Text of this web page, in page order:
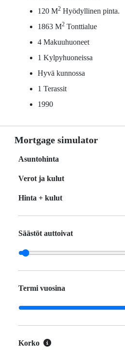
120 M2 Hyödyllinen pinta.
1863 M2 Tonttialue
4 Makuuhuoneet
1 Kylpyhuoneissa
Hyvä kunnossa
1 Terassit
1990
Mortgage simulator
Asuntohinta
Verot ja kulut
Hinta + kulut
Säästöt auttoivat
Termi vuosina
Korko